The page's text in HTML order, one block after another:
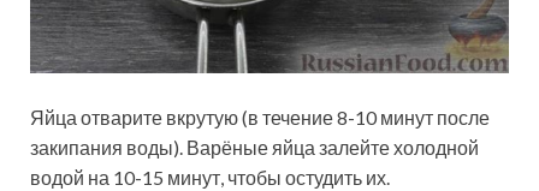
Яйца отварите вкрутую (в течение 8-10 минут после
закипания воды). Варёные яйца залейте холодной
водой на 10-15 минут, чтобы остудить их.